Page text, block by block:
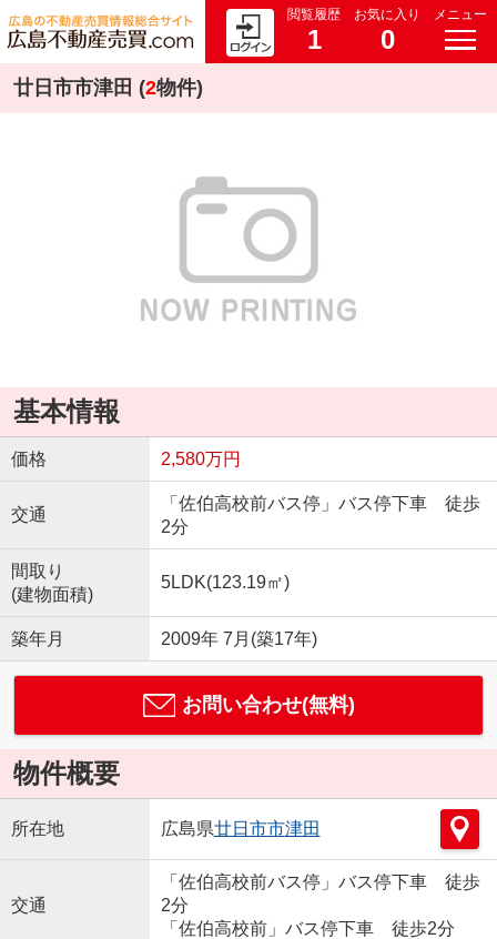
閲覧履歴
1
お気に入り
0
メニュー
廿日市市津田 (2物件)
基本情報
価格 2,580万円
交通
「佐伯高校前バス停」バス停下車 徒歩
2分
間取り
(建物面積)
5LDK(123.19㎡)
築年月 2009年 7月(築17年)
お問い合わせ(無料)
物件概要
所在地 広島県廿日市市津田
交通
「佐伯高校前バス停」バス停下車 徒歩
2分
「佐伯高校前」バス停下車 徒歩2分